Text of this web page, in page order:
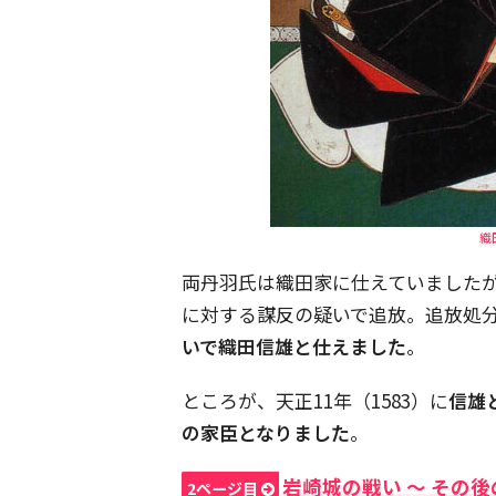
織
両丹羽氏は織田家に仕えていました
に対する謀反の疑いで追放。追放処
いで織田信雄と仕えました。
ところが、天正11年（1583）に信雄
の家臣となりました。
2ページ目 岩崎城の戦い 〜 その